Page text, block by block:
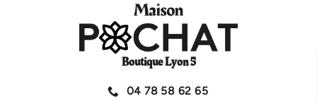
Boutique Lyon 5
04 78 58 62 65